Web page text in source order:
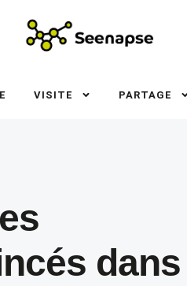
VISITE PARTAGE
dans